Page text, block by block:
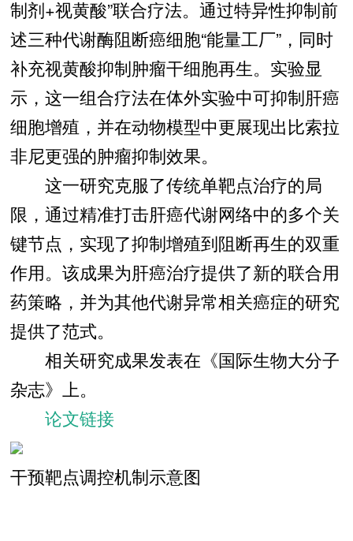
制剂+视黄酸”联合疗法。通过特异性抑制前
述三种代谢酶阻断癌细胞“能量工厂”，同时
补充视黄酸抑制肿瘤干细胞再生。实验显
示，这一组合疗法在体外实验中可抑制肝癌
细胞增殖，并在动物模型中更展现出比索拉
非尼更强的肿瘤抑制效果。
这一研究克服了传统单靶点治疗的局
限，通过精准打击肝癌代谢网络中的多个关
键节点，实现了抑制增殖到阻断再生的双重
作用。该成果为肝癌治疗提供了新的联合用
药策略，并为其他代谢异常相关癌症的研究
提供了范式。
相关研究成果发表在《国际生物大分子
杂志》上。
论文链接
干预靶点调控机制示意图